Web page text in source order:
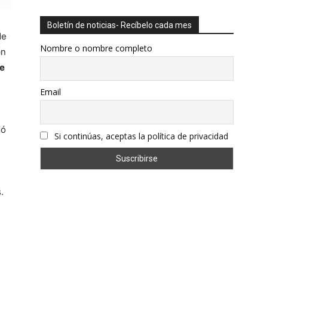
Boletín de noticias- Recíbelo cada mes
Nombre o nombre completo
Email
Si continúas, aceptas la política de privacidad